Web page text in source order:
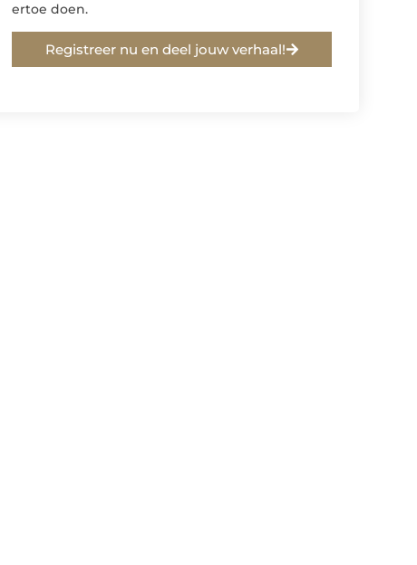
ertoe doen.
Registreer nu en deel jouw verhaal!